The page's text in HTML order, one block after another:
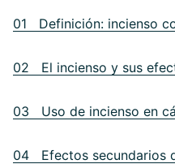
02 El incienso y sus
03 Uso de incienso en
04 Efectos secundarios